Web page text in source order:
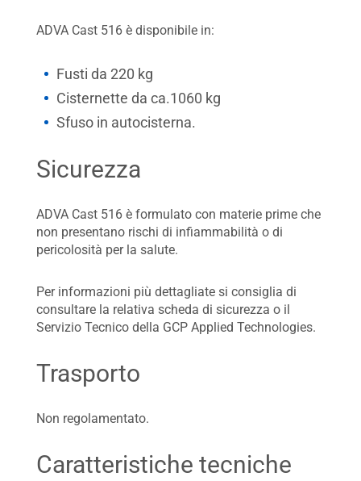
ADVA Cast 516 è disponibile in:
Fusti da 220 kg
Cisternette da ca.1060 kg
Sfuso in autocisterna.
Sicurezza
ADVA Cast 516 è formulato con materie prime che
non presentano rischi di infiammabilità o di
pericolosità per la salute.
Per informazioni più dettagliate si consiglia di
consultare la relativa scheda di sicurezza o il
Servizio Tecnico della GCP Applied Technologies.
Trasporto
Non regolamentato.
Caratteristiche tecniche